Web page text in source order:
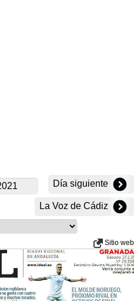
Día siguiente
La Voz de Cádiz
Sitio web